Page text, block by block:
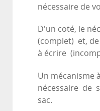
nécessaire de
D'un coté, le
(complet) et,
à écrire
Un mécanisme
nécessaire de
sac.